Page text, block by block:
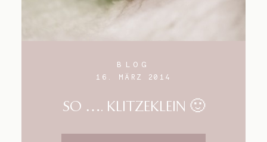
BLOG
16. MÄRZ 2014
SO …. KLITZEKLEIN 🙂